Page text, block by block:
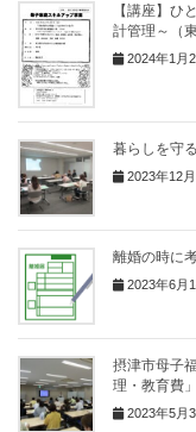
【講座】
計管理～（東
2024年1月
暮らしを守
2023年12月
離婚の時に
2023年6月
摂津市母子
理・教育費
2023年5月